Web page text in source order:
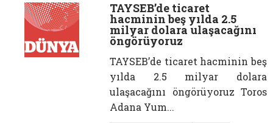
TAYSEB’de ticaret
hacminin beş yılda 2.5
milyar dolara ulaşacağını
öngörüyoruz
TAYSEB’de ticaret hacminin beş
yılda 2.5 milyar dolara
ulaşacağını öngörüyoruz Toros
Adana Yum...